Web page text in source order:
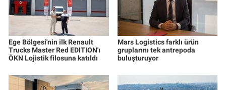
Ege Bölgesi'nin ilk Renault
Trucks Master Red EDITION'ı
ÖKN Lojistik filosuna katıldı
Mars Logistics farklı ürün
gruplarını tek antrepoda
buluşturuyor